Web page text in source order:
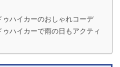
ゥハイカーのおしゃれコーデ
ハイカーで雨の日もアクティ